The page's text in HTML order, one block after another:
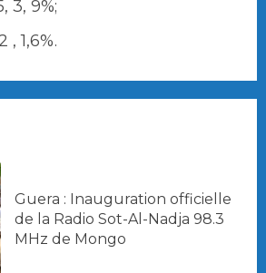
3, 9%;
1,6%.
Guera : Inauguration officielle
de la Radio Sot-Al-Nadja 98.3
MHz de Mongo